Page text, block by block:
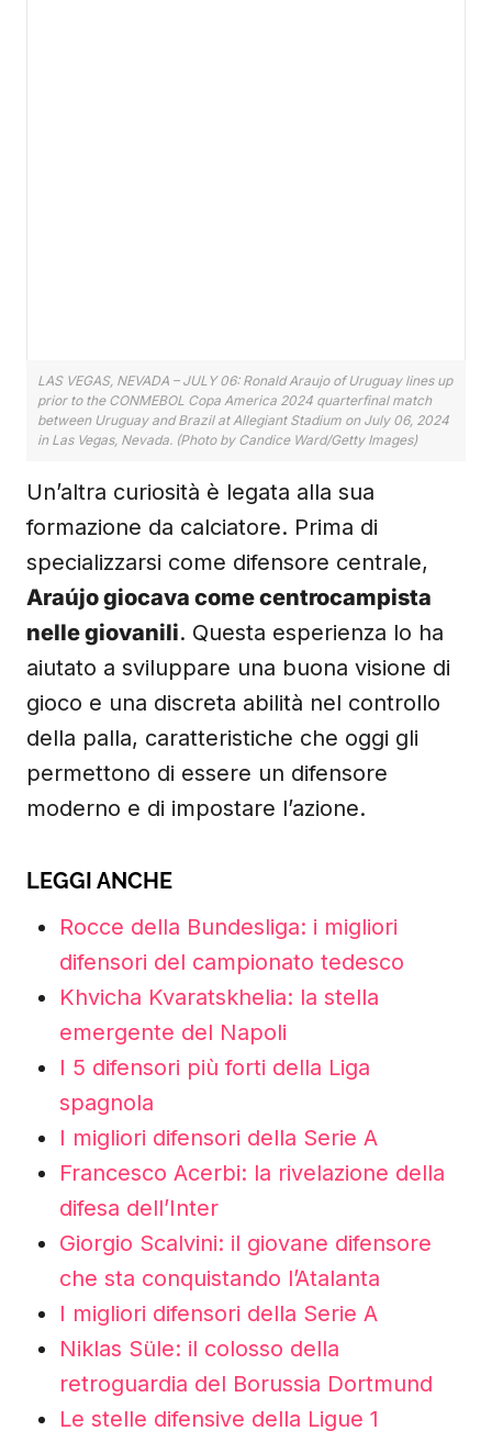
LAS VEGAS, NEVADA – JULY 06: Ronald Araujo of Uruguay lines up
prior to the CONMEBOL Copa America 2024 quarterfinal match
between Uruguay and Brazil at Allegiant Stadium on July 06, 2024
in Las Vegas, Nevada. (Photo by Candice Ward/Getty Images)
Un’altra curiosità è legata alla sua
formazione da calciatore. Prima di
specializzarsi come difensore centrale,
Araújo giocava come centrocampista
nelle giovanili. Questa esperienza lo ha
aiutato a sviluppare una buona visione di
gioco e una discreta abilità nel controllo
della palla, caratteristiche che oggi gli
permettono di essere un difensore
moderno e di impostare l’azione.
LEGGI ANCHE
Rocce della Bundesliga: i migliori
difensori del campionato tedesco
Khvicha Kvaratskhelia: la stella
emergente del Napoli
I 5 difensori più forti della Liga
spagnola
I migliori difensori della Serie A
Francesco Acerbi: la rivelazione della
difesa dell’Inter
Giorgio Scalvini: il giovane difensore
che sta conquistando l’Atalanta
I migliori difensori della Serie A
Niklas Süle: il colosso della
retroguardia del Borussia Dortmund
Le stelle difensive della Ligue 1